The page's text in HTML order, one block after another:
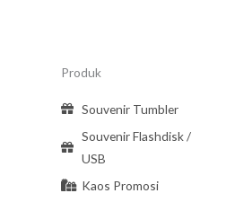
Produk
Souvenir Tumbler
Souvenir Flashdisk /
USB
Kaos Promosi